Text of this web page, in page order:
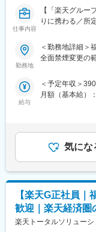
1店舗あたり店
重視し相談しや
変更の範囲：会
■教育体制：
を基礎から学べ
ル習得も可能で
◇業界未経験で
料金体系が他キ
◇事業づくりに
後発キャリアな
案や企画が運営
■キャリアパス：
現場からキャリ
括するスーパー
うマネージャー
た、東京本社で
仕事内容
【「楽天グルー
りに携わる／所
楽天モバイル
料金プラン・楽
て、お客様の生
ションです。
・新規契約・機
・料金プラン、
案内
・スマホの初期
・問い合わせ対
◇店舗運営
・在庫管理、売
勤務地
＜勤務地詳細＞
全面禁煙変更の
給与
＜予定年収＞
月額（基本給）
気にな
【楽天G正社員
歓迎｜楽天経済
楽天トータルソリュー